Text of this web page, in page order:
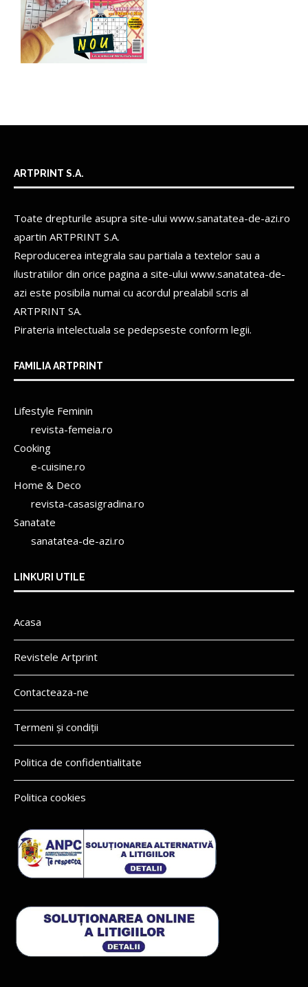
ARTPRINT S.A.
Toate drepturile asupra site-ului www.sanatatea-de-azi.ro
apartin ARTPRINT S.A.
Reproducerea integrala sau partiala a textelor sau a
ilustratiilor din orice pagina a site-ului www.sanatatea-de-
azi este posibila numai cu acordul prealabil scris al
ARTPRINT SA.
Pirateria intelectuala se pedepseste conform legii.
FAMILIA ARTPRINT
Lifestyle Feminin
revista-femeia.ro
Cooking
e-cuisine.ro
Home & Deco
revista-casasigradina.ro
Sanatate
sanatatea-de-azi.ro
LINKURI UTILE
Acasa
Revistele Artprint
Contacteaza-ne
Termeni și condiții
Politica de confidentialitate
Politica cookies